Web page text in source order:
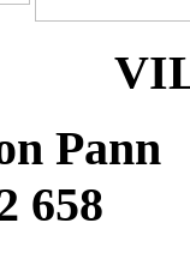
Pann
658